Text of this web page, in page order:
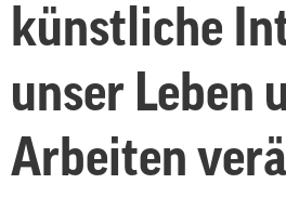
künstliche
unser Leben
Arbeiten